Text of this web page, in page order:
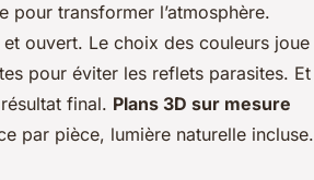
transformer l’atmosphère.
ouvert. Le choix des couleurs joue
pour éviter les reflets parasites. Et
final. Plans 3D sur mesure
par pièce, lumière naturelle incluse.